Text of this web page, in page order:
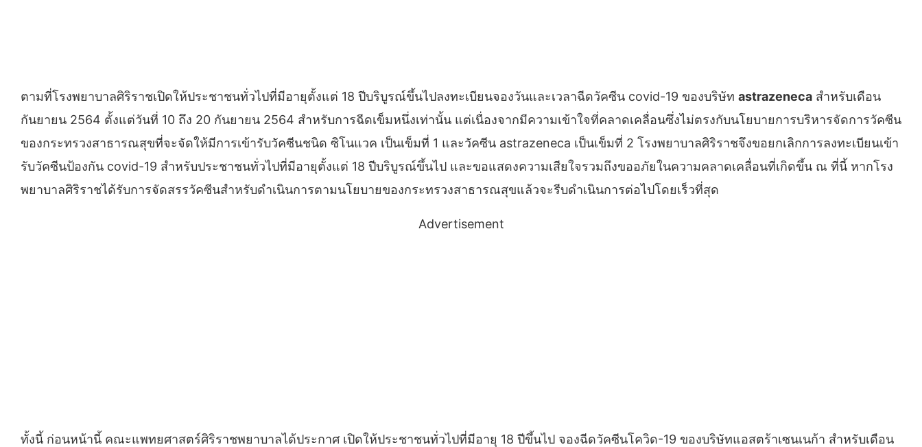
ตามที่โรงพยาบาลศิริราชเปิดให้ประชาชนทั่วไปที่มีอายุตั้งแต่ 18 ปีบริบูรณ์ขึ้นไปลงทะเบียนจองวันและเวลาฉีดวัคซีน covid-19 ของบริษัท astrazeneca สำหรับเดือน
กันยายน 2564 ตั้งแต่วันที่ 10 ถึง 20 กันยายน 2564 สำหรับการฉีดเข็มหนึ่งเท่านั้น แต่เนื่องจากมีความเข้าใจที่คลาดเคลื่อนซึ่งไม่ตรงกับนโยบายการบริหารจัดการวัคซีน
ของกระทรวงสาธารณสุขที่จะจัดให้มีการเข้ารับวัคซีนชนิด ซิโนแวค เป็นเข็มที่ 1 และวัคซีน astrazeneca เป็นเข็มที่ 2 โรงพยาบาลศิริราชจึงขอยกเลิกการลงทะเบียนเข้า
รับวัคซีนป้องกัน covid-19 สำหรับประชาชนทั่วไปที่มีอายุตั้งแต่ 18 ปีบริบูรณ์ขึ้นไป และขอแสดงความเสียใจรวมถึงขออภัยในความคลาดเคลื่อนที่เกิดขึ้น ณ ที่นี้ หากโรง
พยาบาลศิริราชได้รับการจัดสรรวัคซีนสำหรับดำเนินการตามนโยบายของกระทรวงสาธารณสุขแล้วจะรีบดำเนินการต่อไปโดยเร็วที่สุด
Advertisement
ทั้งนี้ ก่อนหน้านี้ คณะแพทยศาสตร์ศิริราชพยาบาลได้ประกาศ เปิดให้ประชาชนทั่วไปที่มีอายุ 18 ปีขึ้นไป จองฉีดวัคซีนโควิด-19 ของบริษัทแอสตร้าเซนเนก้า สำหรับเดือน